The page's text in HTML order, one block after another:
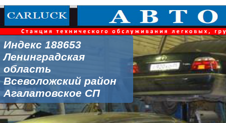
Индекс 188653
Ленинградская
область
Всеволожский район
Агалатовское СП